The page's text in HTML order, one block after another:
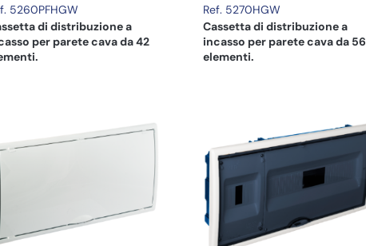
5260PFHGW
di distribuzione a
per parete cava da 42
Ref. 5270HGW
Cassetta di distribuzione a
incasso per parete cava da 56
elementi.